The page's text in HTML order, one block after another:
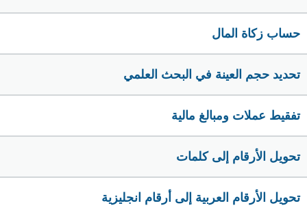
حساب زكاة المال
تحديد حجم العينة في البحث العلمي
تفقيط عملات ومبالغ مالية
تحويل الأرقام إلى كلمات
تحويل الأرقام العربية إلى أرقام انجليزية